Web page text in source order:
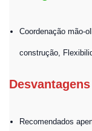
Coordenação mão-
construção,
Desvantagens
Recomendados